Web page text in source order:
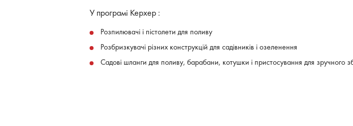
У програмі Керхер :
Розпилювачі і пістолети для поливу
Розбризкувачі різних конструкцій для садівників і озеленення
Садові шланги для поливу, барабани, котушки і пристосування для зручного